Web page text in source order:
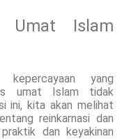
Umat Islam
yang
umat Islam tidak
ini, kita akan melihat
reinkarnasi dan
dan keyakinan